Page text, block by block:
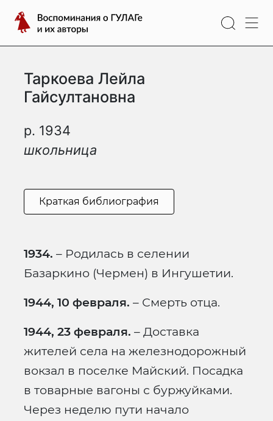
содержимому
Воспоминания
о
ГУЛАГе
их
авторы
Таркоева Лейла
Гайсултановна
р. 1934
школьница
Краткая библиография
1934. – Родилась в селении
Базаркино (Чермен) в Ингушетии.
1944, 10 февраля. – Смерть отца.
1944, 23 февраля. – Доставка
жителей села на железнодорожный
вокзал в поселке Майский. Посадка
в товарные вагоны с буржуйками.
Через неделю пути начало